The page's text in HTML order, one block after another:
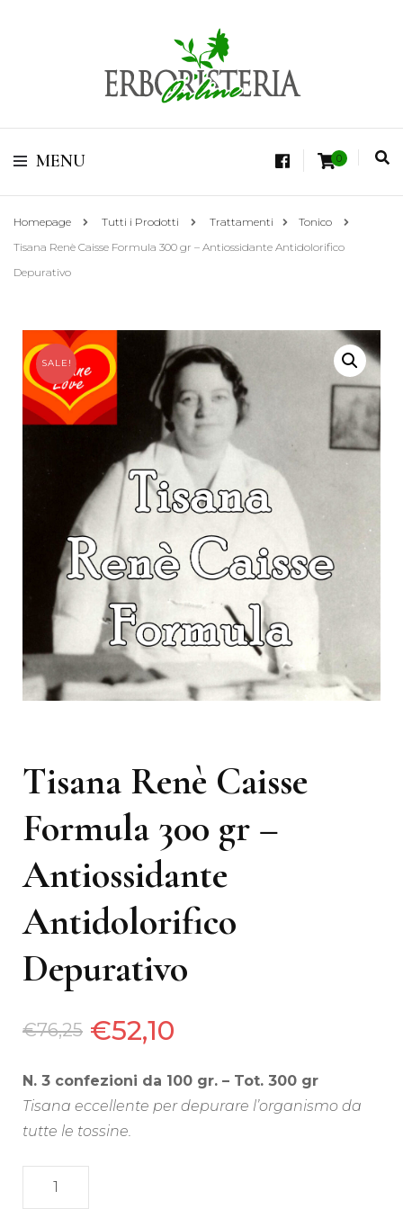
Erboristeria Shop
Online Tisane
Vendita di Botaniche, Erbe e Spezie Officinali, Tisane Terapeutiche Esclusive,
MENU 0
Homepage Tutti i Prodotti Trattamenti
Tonico
Tisana Renè Caisse Formula 300 gr – Antiossidante Antidolorifico
Depurativo
SALE!
Tisana Renè Caisse
Formula 300 gr –
Antiossidante
Antidolorifico
Depurativo
€76,25 €52,10
N. 3 confezioni da 100 gr. – Tot. 300 gr
Tisana eccellente per depurare l’organismo da
tutte le tossine.